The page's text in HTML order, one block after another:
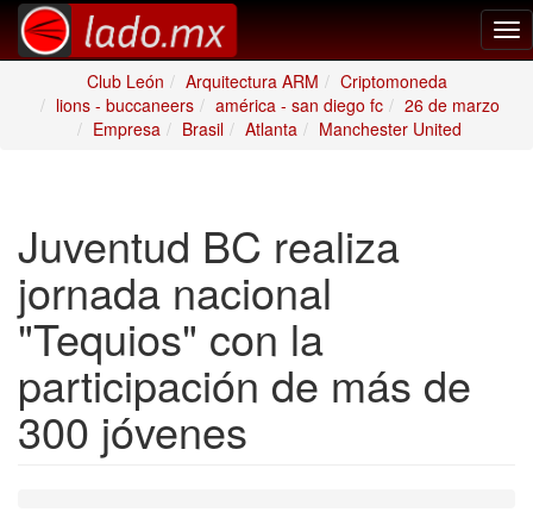
Club León
Arquitectura ARM
Criptomoneda
lions - buccaneers
américa - san diego fc
26 de marzo
Empresa
Brasil Atlanta Manchester United
Juventud BC realiza
jornada nacional
"Tequios" con la
participación de más de
300 jóvenes